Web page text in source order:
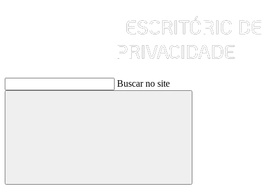
Buscar no site
Buscar